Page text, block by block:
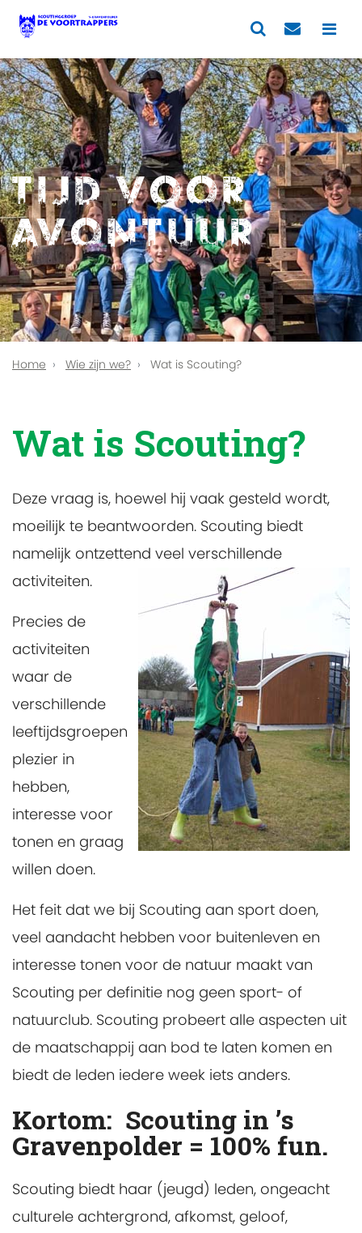
Tijd voor
avontuur
Home Wie zijn we? Wat is Scouting?
Wat is Scouting?
Deze vraag is, hoewel hij vaak gesteld wordt,
moeilijk te beantwoorden. Scouting biedt
namelijk ontzettend veel verschillende
activiteiten.
Precies de
activiteiten
waar de
verschillende
leeftijdsgroepen
plezier in
hebben,
interesse voor
tonen en graag
willen doen.
Het feit dat we bij Scouting aan sport doen,
veel aandacht hebben voor buitenleven en
interesse tonen voor de natuur maakt van
Scouting per definitie nog geen sport- of
natuurclub. Scouting probeert alle aspecten uit
de maatschappij aan bod te laten komen en
biedt de leden iedere week iets anders.
Kortom: Scouting in ’s
Gravenpolder = 100% fun.
Scouting biedt haar (jeugd) leden, ongeacht
culturele achtergrond, afkomst, geloof,